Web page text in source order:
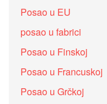
Posao u EU
posao u fabrici
Posao u Finskoj
Posao u Francuskoj
Posao u Grčkoj